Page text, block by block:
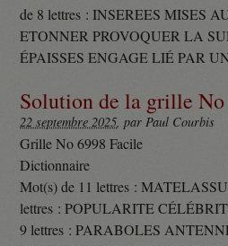
de 8 lettres : INSEREES MISES
ETONNER PROVOQUER LA
ÉPAISSES ENGAGE LIÉ PAR
Solution de la grille No
22 septembre 2025, par Paul Courbis
Grille No 6998 Facile
Dictionnaire
Mot(s) de 11 lettres :
lettres : POPULARITE
9 lettres : PARABOLES